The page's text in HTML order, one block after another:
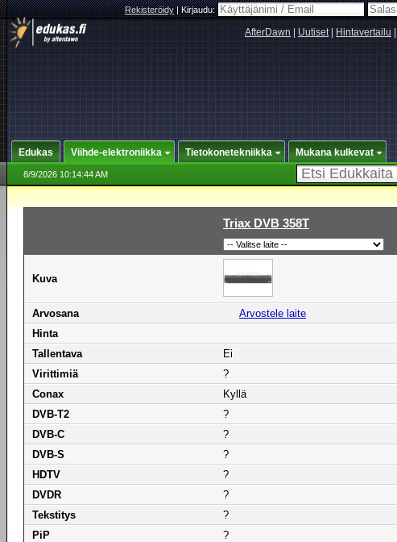
Rekisteröidy|Kirjaudu:
AfterDawn Uutiset| Hintavertailu
Edukas Viihde-elektroniikka Tietokonetekniikka Mukana kulkevat
8/9/2026 10:14:44 AM
Triax DVB 358T
Kuva
Arvosana
Arvostele laite
Hinta
Tallentava
Ei
Virittimiä
?
Conax
Kyllä
DVB-T2
?
DVB-C
?
DVB-S
?
HDTV
?
DVDR
?
Tekstitys
?
PiP
?